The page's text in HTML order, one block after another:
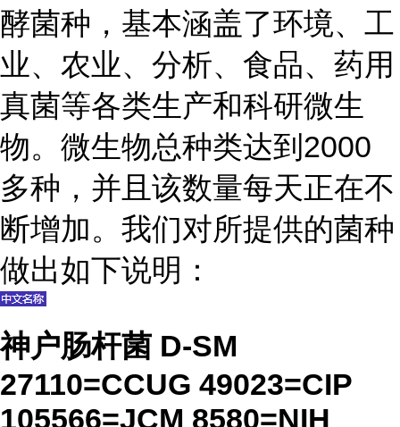
酵菌种，基本涵盖了环境、工
业、农业、分析、食品、药用
真菌等各类生产和科研微生
物。微生物总种类达到2000
多种，并且该数量每天正在不
断增加。我们对所提供的菌种
做出如下说明：
神户肠杆菌 D-SM
27110=CCUG 49023=CIP
105566=JCM 8580=NIH